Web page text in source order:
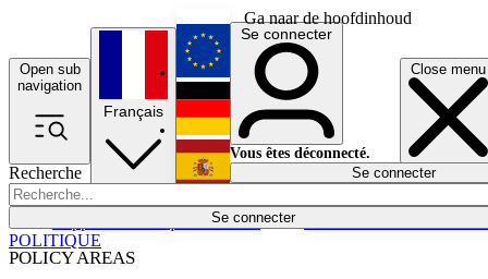
Ga naar de hoofdinhoud
Open sub
navigation
Close menu
Recherche
Se connecter
POLICY AREAS
Économie
Français
English
Deutsch
Español
Se connecter
Vous êtes déconnecté.
Se connecter
POLITIQUE